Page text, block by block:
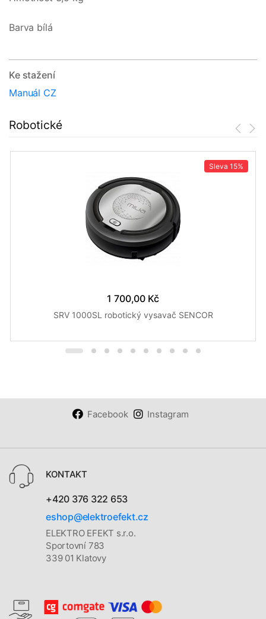
Barva bílá
Ke stažení
Manuál CZ
Robotické
Sleva 15%
1 700,00 Kč
SRV 1000SL robotický vysavač SENCOR
Facebook Instagram
KONTAKT
+420 376 322 653
eshop@elektroefekt.cz
ELEKTRO EFEKT s.r.o.
Sportovní 783
339 01 Klatovy